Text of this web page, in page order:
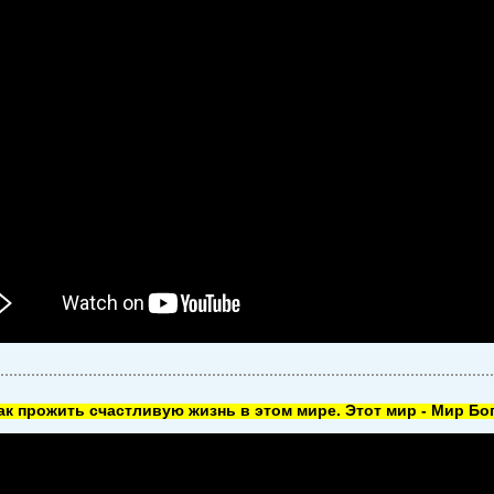
прожить счастливую жизнь в этом мире. Этот мир - Мир